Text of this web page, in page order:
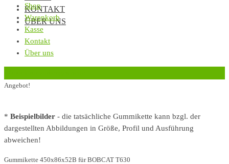
KONTAKT
ÜBER UNS
Shop
Warenkorb
Kasse
Kontakt
Über uns
Angebot!
* Beispielbilder - die tatsächliche Gummikette kann bzgl. der
dargestellten Abbildungen in Größe, Profil und Ausführung
abweichen!
Gummikette 450x86x52B für BOBCAT T630